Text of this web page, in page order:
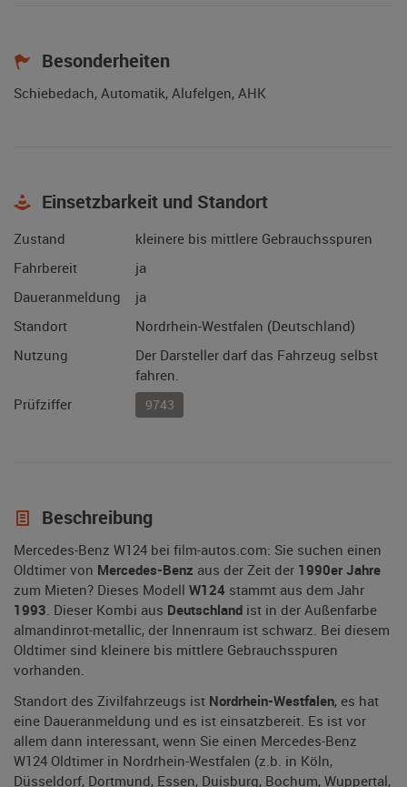
Besonderheiten
Schiebedach, Automatik, Alufelgen, AHK
Einsetzbarkeit und Standort
Zustand
kleinere bis mittlere Gebrauchsspuren
Fahrbereit
ja
Daueranmeldung
ja
Standort
Nordrhein-Westfalen (Deutschland)
Nutzung
Der Darsteller darf das Fahrzeug selbst
fahren.
Prüfziffer
9743
Beschreibung
Mercedes-Benz W124 bei film-autos.com: Sie suchen einen
Oldtimer von Mercedes-Benz aus der Zeit der 1990er Jahre
zum Mieten? Dieses Modell W124 stammt aus dem Jahr
1993. Dieser Kombi aus Deutschland ist in der Außenfarbe
almandinrot-metallic, der Innenraum ist schwarz. Bei diesem
Oldtimer sind kleinere bis mittlere Gebrauchsspuren
vorhanden.
Standort des Zivilfahrzeugs ist Nordrhein-Westfalen, es hat
eine Daueranmeldung und es ist einsatzbereit. Es ist vor
allem dann interessant, wenn Sie einen Mercedes-Benz
W124 Oldtimer in Nordrhein-Westfalen (z.b. in Köln,
Düsseldorf, Dortmund, Essen, Duisburg, Bochum, Wuppertal,